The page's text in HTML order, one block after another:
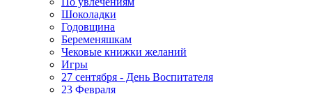
Шоколадки
Годовщина
Беременяшкам
Чековые книжки желаний
Игры
27 сентября - День Воспитателя
23 Февраля